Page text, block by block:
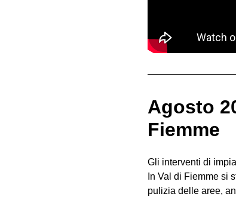
Agosto
Fiemme
Gli interventi di
In Val di Fiemme si
pulizia delle aree,